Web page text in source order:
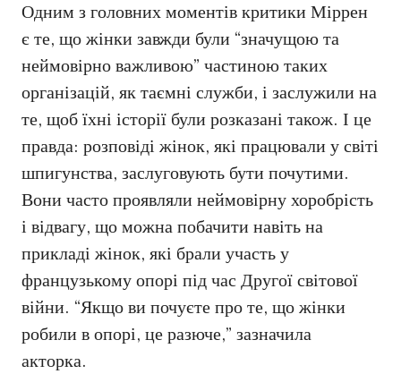
Одним з головних моментів критики Міррен
є те, що жінки завжди були “значущою та
неймовірно важливою” частиною таких
організацій, як таємні служби, і заслужили на
те, щоб їхні історії були розказані також. І це
правда: розповіді жінок, які працювали у світі
шпигунства, заслуговують бути почутими.
Вони часто проявляли неймовірну хоробрість
і відвагу, що можна побачити навіть на
прикладі жінок, які брали участь у
французькому опорі під час Другої світової
війни. “Якщо ви почуєте про те, що жінки
робили в опорі, це разюче,” зазначила
акторка.